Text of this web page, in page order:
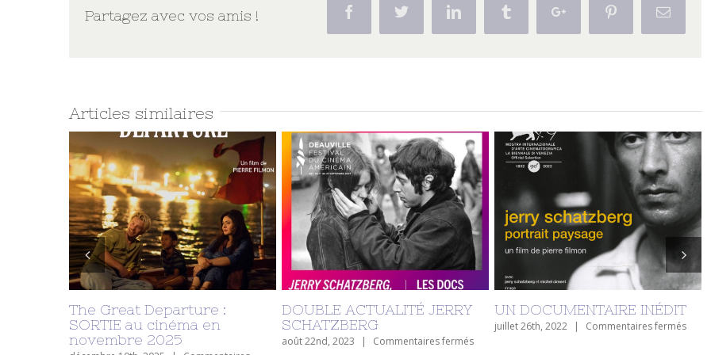
Partagez avec vos amis ! Facebook Twitter Linkedin Tumblr Google+ PinterestEmail
Articles similaires
DOUBLE ACTUALITÉ JERRY
SCHATZBERG
août 22nd, 2023 | Commentaires fermés
UN DOCUMENTAIRE INÉDIT
juillet 26th, 2022 | Commentaires fermés
UN
Après notre tour du monde,
avec une dernière étape au